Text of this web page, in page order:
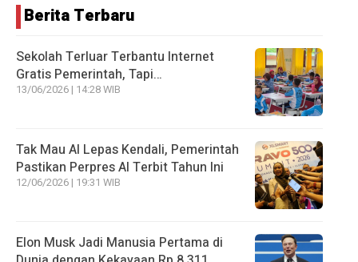
Berita Terbaru
Sekolah Terluar Terbantu Internet
Gratis Pemerintah, Tapi…
13/06/2026 | 14:28 WIB
Tak Mau AI Lepas Kendali, Pemerintah
Pastikan Perpres AI Terbit Tahun Ini
12/06/2026 | 19:31 WIB
Elon Musk Jadi Manusia Pertama di